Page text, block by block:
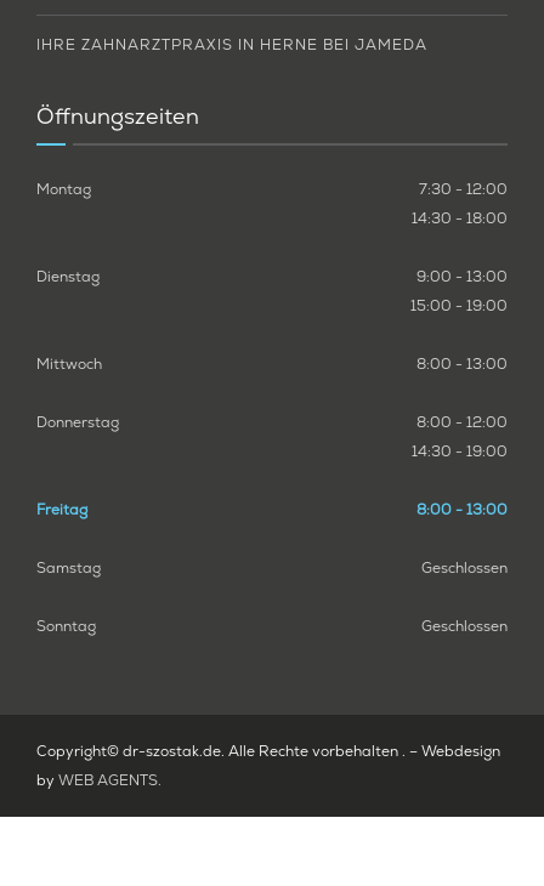
IHRE ZAHNARZTPRAXIS IN HERNE BEI JAMEDA
Öffnungszeiten
Montag
7:30 - 12:00
14:30 - 18:00
Dienstag
9:00 - 13:00
15:00 - 19:00
Mittwoch 8:00 - 13:00
Donnerstag
8:00 - 12:00
14:30 - 19:00
Freitag 8:00 - 13:00
Samstag Geschlossen
Sonntag Geschlossen
Copyright© dr-szostak.de. Alle Rechte vorbehalten . – Webdesign
by WEB AGENTS.